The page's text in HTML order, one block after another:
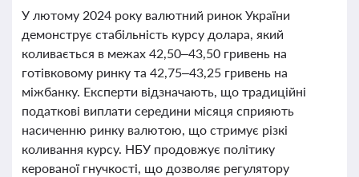
У лютому 2024 року валютний ринок України
демонструє стабільність курсу долара, який
коливається в межах 42,50–43,50 гривень на
готівковому ринку та 42,75–43,25 гривень на
міжбанку. Експерти відзначають, що традиційні
податкові виплати середини місяця сприяють
насиченню ринку валютою, що стримує різкі
коливання курсу. НБУ продовжує політику
керованої гнучкості, що дозволяє регулятору